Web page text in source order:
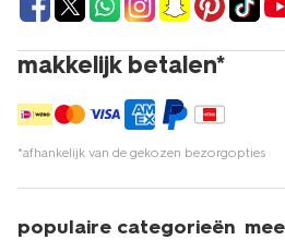
makkelijk betalen*
*afhankelijk van de gekozen bezorgopties
populaire categorieën